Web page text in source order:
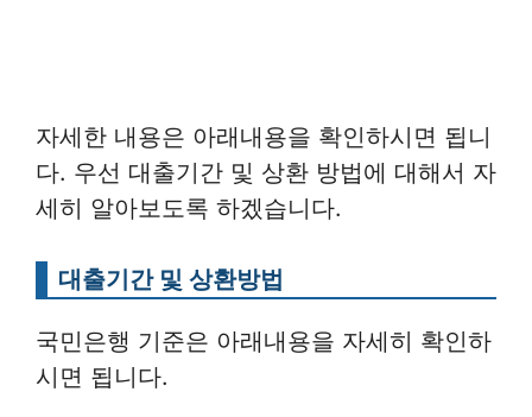
자세한 내용은 아래내용을 확인하시면 됩니
다. 우선 대출기간 및 상환 방법에 대해서 자
세히 알아보도록 하겠습니다.
대출기간 및 상환방법
국민은행 기준은 아래내용을 자세히 확인하
시면 됩니다.